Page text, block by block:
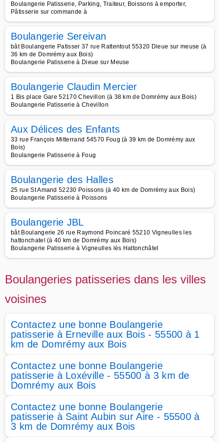
Boulangerie Patisserie, Parking, Traiteur, Boissons à emporter,
Pâtisserie sur commande à
Boulangerie Sereivan
bât Boulangerie Patisser 37 rue Rattentout 55320 Dieue sur meuse (à
36 km de Domrémy aux Bois)
Boulangerie Patisserie à Dieue sur Meuse
Boulangerie Claudin Mercier
1 Bis place Gare 52170 Chevillon (à 38 km de Domrémy aux Bois)
Boulangerie Patisserie à Chevillon
Aux Délices des Enfants
33 rue François Mitterrand 54570 Foug (à 39 km de Domrémy aux
Bois)
Boulangerie Patisserie à Foug
Boulangerie des Halles
25 rue St Amand 52230 Poissons (à 40 km de Domrémy aux Bois)
Boulangerie Patisserie à Poissons
Boulangerie JBL
bât Boulangerie 26 rue Raymond Poincaré 55210 Vigneulles les
hattonchatel (à 40 km de Domrémy aux Bois)
Boulangerie Patisserie à Vigneulles lès Hattonchâtel
Boulangeries patisseries dans les villes
voisines
Contactez une bonne Boulangerie
patisserie à Erneville aux Bois - 55500 à 1
km de Domrémy aux Bois
Contactez une bonne Boulangerie
patisserie à Loxéville - 55500 à 3 km de
Domrémy aux Bois
Contactez une bonne Boulangerie
patisserie à Saint Aubin sur Aire - 55500 à
3 km de Domrémy aux Bois